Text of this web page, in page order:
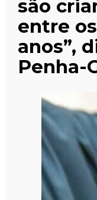
são
entre
anos”,
Penha-